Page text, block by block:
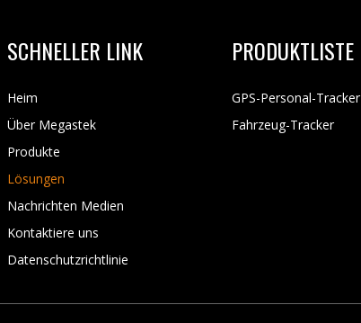
SCHNELLER LINK PRODUKTLISTE
Heim
Über Megastek
Produkte
Lösungen
Nachrichten Medien
Kontaktiere uns
Datenschutzrichtlinie
GPS-Personal-Tracker
Fahrzeug-Tracker